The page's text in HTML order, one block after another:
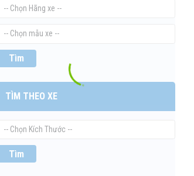
Tìm
TÌM THEO XE
Tìm